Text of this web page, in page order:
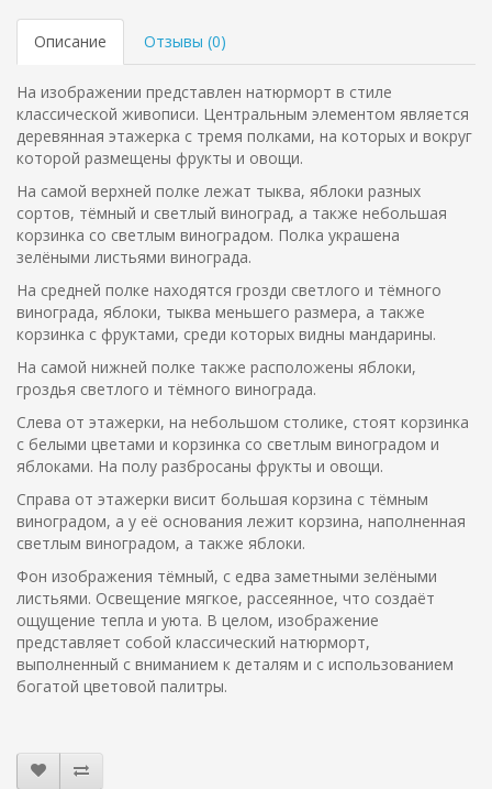
Описание Отзывы (0)
На изображении представлен натюрморт в стиле
классической живописи. Центральным элементом является
деревянная этажерка с тремя полками, на которых и вокруг
которой размещены фрукты и овощи.
На самой верхней полке лежат тыква, яблоки разных
сортов, тёмный и светлый виноград, а также небольшая
корзинка со светлым виноградом. Полка украшена
зелёными листьями винограда.
На средней полке находятся грозди светлого и тёмного
винограда, яблоки, тыква меньшего размера, а также
корзинка с фруктами, среди которых видны мандарины.
На самой нижней полке также расположены яблоки,
гроздья светлого и тёмного винограда.
Слева от этажерки, на небольшом столике, стоят корзинка
с белыми цветами и корзинка со светлым виноградом и
яблоками. На полу разбросаны фрукты и овощи.
Справа от этажерки висит большая корзина с тёмным
виноградом, а у её основания лежит корзина, наполненная
светлым виноградом, а также яблоки.
Фон изображения тёмный, с едва заметными зелёными
листьями. Освещение мягкое, рассеянное, что создаёт
ощущение тепла и уюта. В целом, изображение
представляет собой классический натюрморт,
выполненный с вниманием к деталям и с использованием
богатой цветовой палитры.